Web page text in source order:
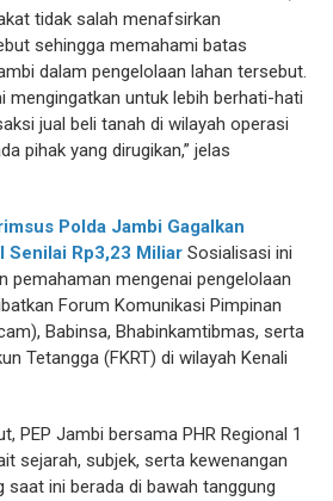
tidak salah menafsirkan
sehingga memahami batas
dalam pengelolaan lahan tersebut.
mengingatkan untuk lebih berhati-hati
jual beli tanah di wilayah operasi
pihak yang dirugikan,” jelas
Polda Jambi Gagalkan
Senilai Rp3,23 Miliar Sosialisasi ini
pemahaman mengenai pengelolaan
Forum Komunikasi Pimpinan
Babinsa, Bhabinkamtibmas, serta
Tetangga (FKRT) di wilayah Kenali
PEP Jambi bersama PHR Regional 1
sejarah, subjek, serta kewenangan
saat ini berada di bawah tanggung